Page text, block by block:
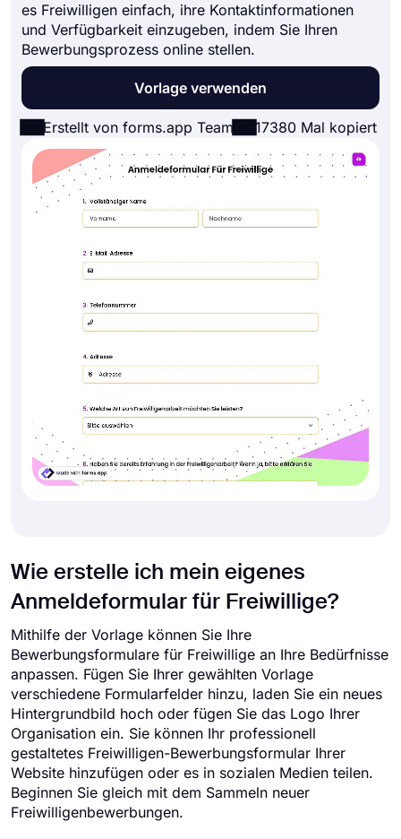
es Freiwilligen einfach, ihre Kontaktinformationen
und Verfügbarkeit einzugeben, indem Sie Ihren
Bewerbungsprozess online stellen.
Vorlage verwenden
Erstellt von forms.app Team 17380 Mal kopiert
Wie erstelle ich mein eigenes
Anmeldeformular für Freiwillige?
Mithilfe der Vorlage können Sie Ihre
Bewerbungsformulare für Freiwillige an Ihre Bedürfnisse
anpassen. Fügen Sie Ihrer gewählten Vorlage
verschiedene Formularfelder hinzu, laden Sie ein neues
Hintergrundbild hoch oder fügen Sie das Logo Ihrer
Organisation ein. Sie können Ihr professionell
gestaltetes Freiwilligen-Bewerbungsformular Ihrer
Website hinzufügen oder es in sozialen Medien teilen.
Beginnen Sie gleich mit dem Sammeln neuer
Freiwilligenbewerbungen.